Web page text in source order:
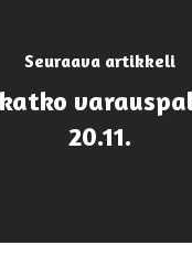
Seuraava artikkeli
20.11.